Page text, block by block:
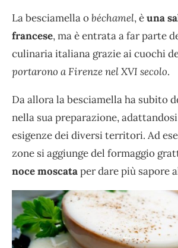
La besciamella obéchamel, èuna
francese, ma è entrata a far parte
culinaria italiana grazie ai cuochi
portarono a Firenze nel XVI secolo.
Da allora la besciamella ha subito
nella sua preparazione,
esigenze dei diversi territori. Ad
zone si aggiunge del formaggio
noce moscataper dare più sapore